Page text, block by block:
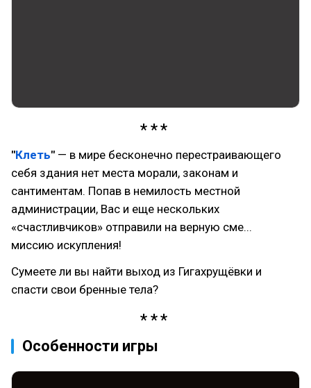
"Клеть" — в мире бесконечно перестраивающего
себя здания нет места морали, законам и
сантиментам. Попав в немилость местной
администрации, Вас и еще нескольких
«счастливчиков» отправили на верную сме...
миссию искупления!
Сумеете ли вы найти выход из Гигахрущёвки и
спасти свои бренные тела?
Особенности игры